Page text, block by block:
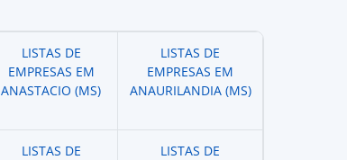
LISTAS DE
EMPRESAS EM
ANASTACIO (MS)
LISTAS DE
EMPRESAS EM
ANAURILANDIA (MS)
LISTAS DE
LISTAS DE